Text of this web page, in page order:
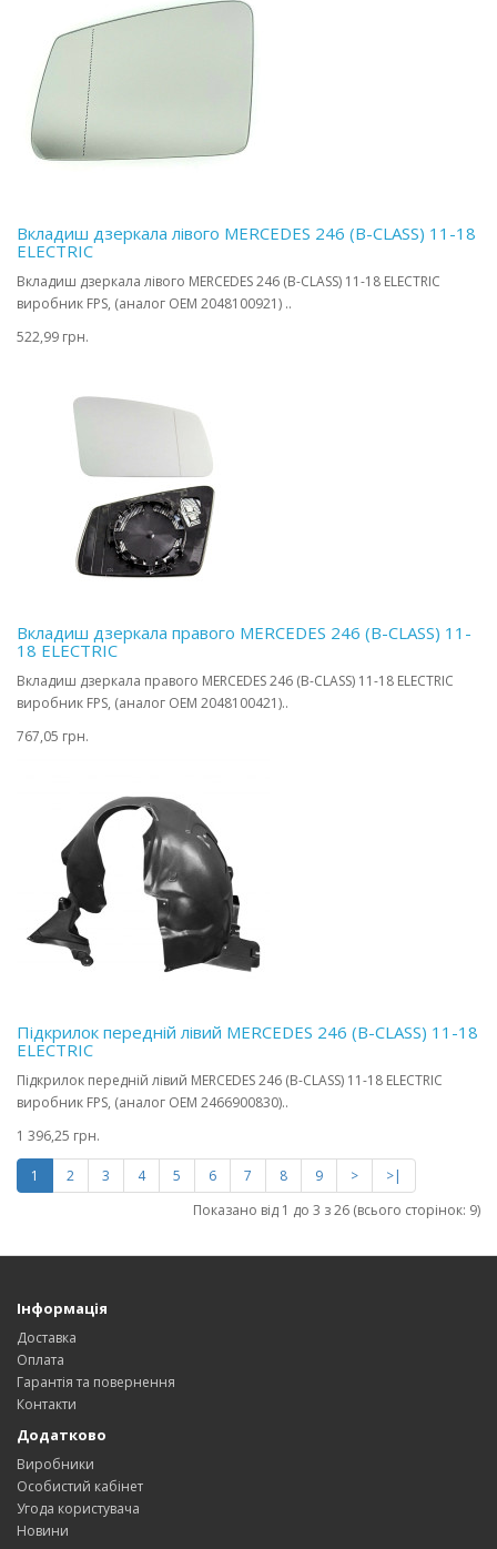
Вкладиш дзеркала лівого MERCEDES 246 (B-CLASS) 11-18
ELECTRIC
Вкладиш дзеркала лівого MERCEDES 246 (B-CLASS) 11-18 ELECTRIC
виробник FPS, (аналог OEM 2048100921) ..
522,99 грн.
Вкладиш дзеркала правого MERCEDES 246 (B-CLASS) 11-
18 ELECTRIC
Вкладиш дзеркала правого MERCEDES 246 (B-CLASS) 11-18 ELECTRIC
виробник FPS, (аналог OEM 2048100421)..
767,05 грн.
Підкрилок передній лівий MERCEDES 246 (B-CLASS) 11-18
ELECTRIC
Підкрилок передній лівий MERCEDES 246 (B-CLASS) 11-18 ELECTRIC
виробник FPS, (аналог OEM 2466900830)..
1 396,25 грн.
1 2 3 4 5 6 7 8 9 >
>|
Показано від 1 до 3 з 26 (всього сторінок: 9)
Інформація
Доставка
Оплата
Гарантія та повернення
Контакти
Додатково
Виробники
Особистий кабінет
Угода користувача
Новини